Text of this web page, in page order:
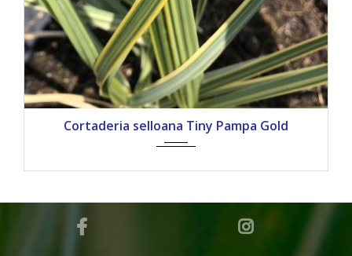
Cortaderia selloana Tiny Pampa Gold